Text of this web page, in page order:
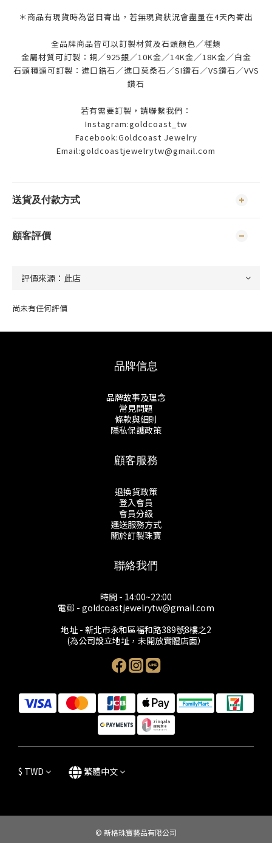
＊商品有現貨時為當日寄出，若無現貨狀況會盡量在4天內寄出
全品牌商品皆可以訂製材質及石頭顏色／種類
金屬材質可訂製：銅／925銀／10K金／14K金／18K金／白金
石頭種類可訂製：進口鋯石／進口莫桑石／SI鑽石／VS鑽石／VVS
鑽石
若有需要訂製，請聯繫我們：
Instagram:goldcoast_tw
Facebook:Goldcoast Jewelry
Email:goldcoastjewelrytw@gmail.com
送貨及付款方式
顧客評價
尚未有任何評價
品牌信息
品牌故事及理念
常見問題
條款與細則
隱私保護政策
顧客服務
退換貨政策
登入會員
會員分級
運送服務方式
關於訂製珠寶
聯絡我們
時間 - 14:00~22:00
電郵 - goldcoastjewelrytw@gmail.com
地址 - 新北市永和區福和路389號8樓之2
(為公司設立地址，未開放實體店面）
$ TWD 繁體中文
© 新格珠寶藝品有限公司